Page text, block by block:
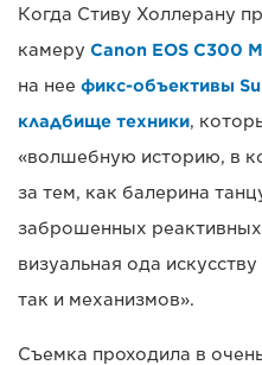
Когда Стиву Холлерану
камеру Canon EOS C300
на нее фикс-объективы
кладбище техники,
«волшебную историю, в
за тем, как балерина
заброшенных
визуальная ода
так и механизмов».
Съемка проходила в